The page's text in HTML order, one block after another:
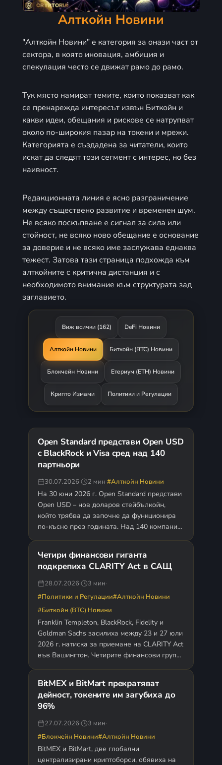
Алткойн Новини
"Алткойн Новини" е категория за онази част от
сектора, в която иновация, амбиция и
спекулация често се движат рамо до рамо.
Тук място намират темите, които показват как
се пренарежда интересът извън Биткойн и
какви идеи, обещания и рискове се натрупват
около по-широкия пазар на токени и мрежи.
Категорията е създадена за читатели, които
искат да следят този сегмент с интерес, но без
наивност.
Редакционната линия е ясно разграничение
между съществено развитие и временен шум.
Не всяко поскъпване е сигнал за сила или
стойност, не всяко ново обещание е основание
за доверие и не всяко име заслужава еднаква
тежест. Затова тази страница подхожда към
алткойните с критична дистанция и с
необходимото внимание към структурата зад
заглавието.
Виж всички (162) DeFi Новини
Алткойн Новини Биткойн (BTC) Новини
Блокчейн Новини Етериум (ETH) Новини
Крипто Измами Политики и Регулации
Open Standard представи Open USD
с BlackRock и Visa сред над 140
партньори
30.07.2026· 2 мин·#Алткойн Новини
На 30 юни 2026 г. Open Standard представи
Open USD – нов доларов стейбълкойн,
който трябва да започне да функционира
по-късно през годината. Над 140 компании
Четири финансови гиганта
подкрепиха CLARITY Act в САЩ
28.07.2026· 3 мин·
#Политики и Регулации#Алткойн Новини
#Биткойн (BTC) Новини
Franklin Templeton, BlackRock, Fidelity и
Goldman Sachs засилиха между 23 и 27 юли
2026 г. натиска за приемане на CLARITY Act
във Вашингтон. Четирите финансови групи,
BitMEX и BitMart прекратяват
дейност, токените им загубиха до
96%
27.07.2026· 3 мин·
#Блокчейн Новини#Алткойн Новини
BitMEX и BitMart, две глобални
централизирани криптоборси, обявиха на